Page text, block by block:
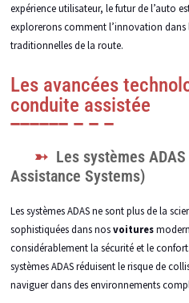
expérience utilisateur, le futur de l’auto
explorerons comment l’innovation dans
traditionnelles de la route.
Les avancées
conduite assistée
Les systèmes
Assistance Systems)
Les systèmes ADAS ne sont plus de la
sophistiquées dans nosvoitures
considérablement la sécurité et le
systèmes ADAS réduisent le risque de
naviguer dans des environnements